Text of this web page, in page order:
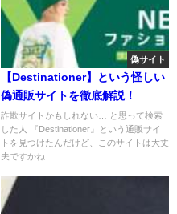
偽サイト
【Destinationer】という怪しい
偽通販サイトを徹底解説！
詐欺サイトかもしれない… と思って検索
した人 『Destinationer』という通販サイ
トを見つけたんだけど、このサイトは大丈
夫ですかね...